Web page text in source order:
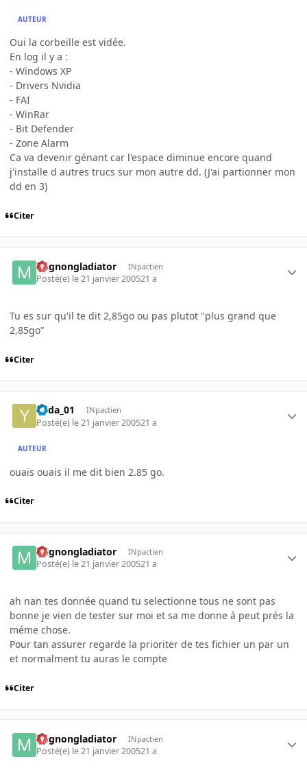
AUTEUR
Oui la corbeille est vidée.
En log il y a :
- Windows XP
- Drivers Nvidia
- FAI
- WinRar
- Bit Defender
- Zone Alarm
Ca va devenir génant car l'espace diminue encore quand
j'installe d autres trucs sur mon autre dd. (J'ai partionner mon
dd en 3)
Citer
mignongladiator INpactien
Posté(e) le 21 janvier 200521 a
Tu es sur qu'il te dit 2,85go ou pas plutot "plus grand que
2,85go"
Citer
Yoda_01 INpactien
Posté(e) le 21 janvier 200521 a
AUTEUR
ouais ouais il me dit bien 2.85 go.
Citer
mignongladiator INpactien
Posté(e) le 21 janvier 200521 a
ah nan tes donnée quand tu selectionne tous ne sont pas
bonne je vien de tester sur moi et sa me donne à peut prés la
méme chose.
Pour tan assurer regarde la prioriter de tes fichier un par un
et normalment tu auras le compte
Citer
mignongladiator INpactien
Posté(e) le 21 janvier 200521 a